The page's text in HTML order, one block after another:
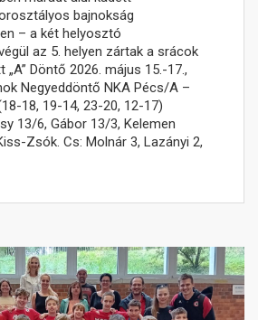
bajnokság
– a két helyosztó
az 5. helyen zártak a srácok
Döntő 2026. május 15.-17.,
Negyeddöntő NKA Pécs/A –
18, 19-14, 23-20, 12-17)
13/6, Gábor 13/3, Kelemen
Zsók. Cs: Molnár 3, Lazányi 2,